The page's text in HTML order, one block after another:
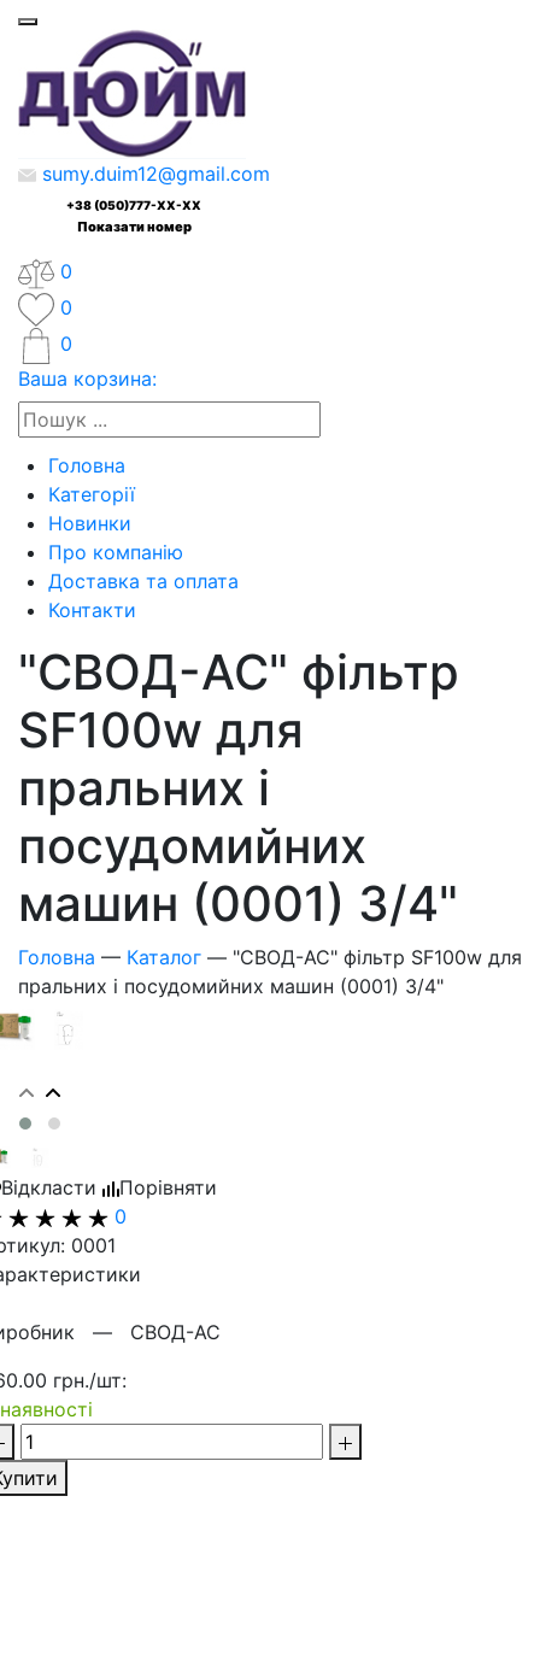
sumy.duim12@gmail.com
+38 (050)777-XX-XX
Показати номер
0
0
0
Ваша корзина:
Головна
Категорії
Новинки
Про компанію
Доставка та оплата
Контакти
"СВОД-АС" фільтр
SF100w для
пральних і
посудомийних
машин (0001) 3/4"
Головна — Каталог — "СВОД-АС" фільтр SF100w для
пральних і посудомийних машин (0001) 3/4"
Відкласти
Порівняти
0
0001
— СВОД-АС
грн./шт: